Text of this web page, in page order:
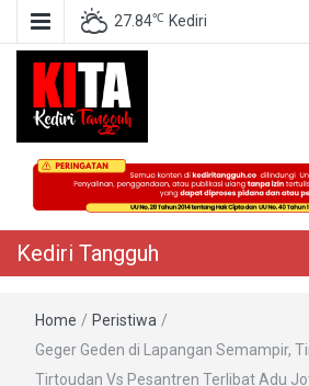
27.84℃ Kediri
Kediri
Berita Akurat Terpercaya
Kediri Tangguh
Home / Peristiwa /
Geger Geden di Lapangan Semampir,
Tirtoudan Vs Pesantren Terlibat Adu